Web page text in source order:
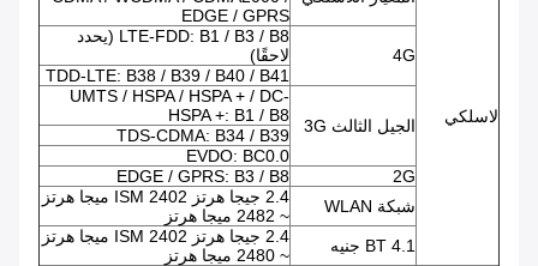
لاسلكي
EDGE / GPRS
4G
LTE-FDD: B1 / B3 / B8 (يحدد
لاحقًا)
TDD-LTE: B38 / B39 / B40 / B41
الجيل الثالث 3G
UMTS / HSPA / HSPA + / DC-
HSPA +: B1 / B8
TDS-CDMA: B34 / B39
EVDO: BC0.0
2G
EDGE / GPRS: B3 / B8
شبكة WLAN
2.4 جيجا هرتز ISM 2402 ميجا هرتز
~ 2482 ميجا هرتز
BT 4.1 جنيه
2.4 جيجا هرتز ISM 2402 ميجا هرتز
~ 2480 ميجا هرتز